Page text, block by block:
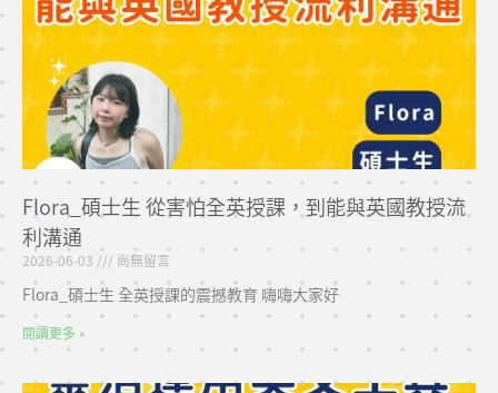
Flora_碩士生 從害怕全英授課，到能與英國教授流
利溝通
2026-06-03 尚無留言
Flora_碩士生 全英授課的震撼教育 嗨嗨大家好
閱讀更多 »